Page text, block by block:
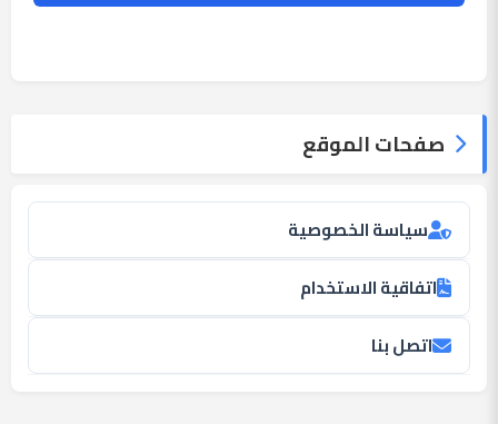
صفحات الموقع
سياسة الخصوصية
اتفاقية الاستخدام
اتصل بنا